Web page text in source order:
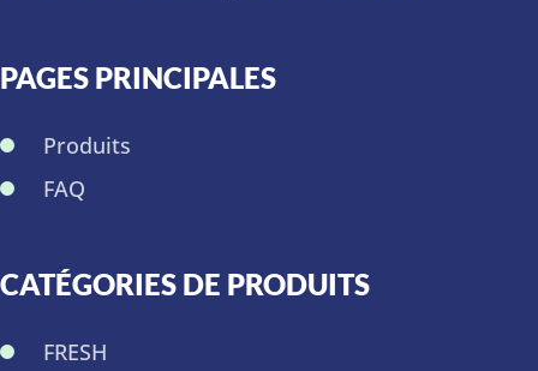
PAGES PRINCIPALES
Produits
FAQ
CATÉGORIES DE PRODUITS
FRESH